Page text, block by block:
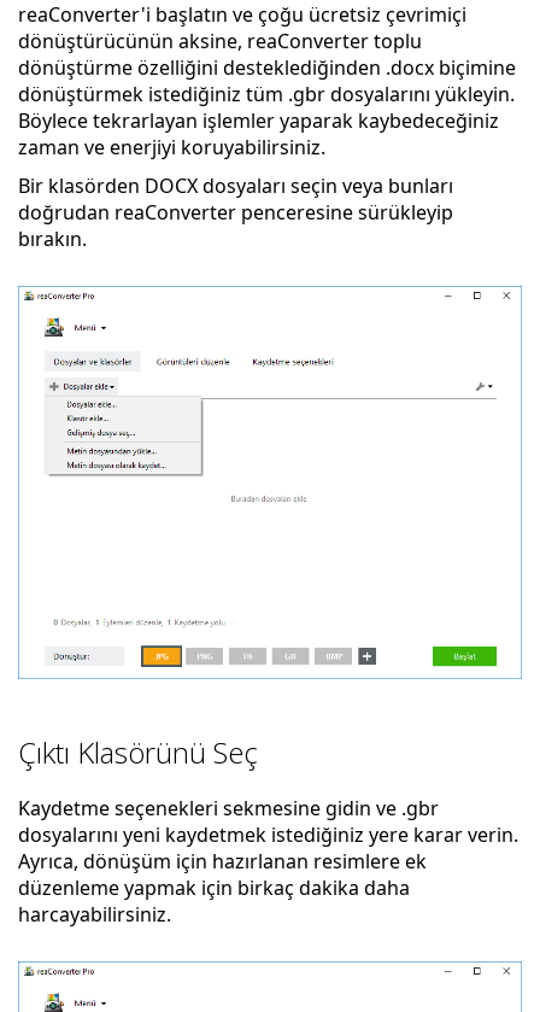
reaConverter'i başlatın ve çoğu ücretsiz çevrimiçi
dönüştürücünün aksine, reaConverter toplu
dönüştürme özelliğini desteklediğinden .docx biçimine
dönüştürmek istediğiniz tüm .gbr dosyalarını yükleyin.
Böylece tekrarlayan işlemler yaparak kaybedeceğiniz
zaman ve enerjiyi koruyabilirsiniz.
Bir klasörden DOCX dosyaları seçin veya bunları
doğrudan reaConverter penceresine sürükleyip
bırakın.
Çıktı Klasörünü Seç
Kaydetme seçenekleri sekmesine gidin ve .gbr
dosyalarını yeni kaydetmek istediğiniz yere karar verin.
Ayrıca, dönüşüm için hazırlanan resimlere ek
düzenleme yapmak için birkaç dakika daha
harcayabilirsiniz.